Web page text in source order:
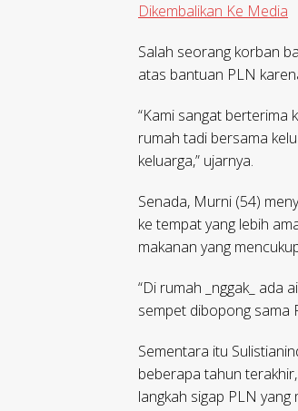
Dikembalikan Ke Media
Salah seorang korban
atas bantuan PLN
“Kami sangat berterima
rumah tadi bersama
keluarga,” ujarnya.​
Senada, Murni (54)
ke tempat yang lebih
makanan yang
“Di rumah _nggak_ ada
sempet dibopong sama
Sementara itu
beberapa tahun
langkah sigap PLN